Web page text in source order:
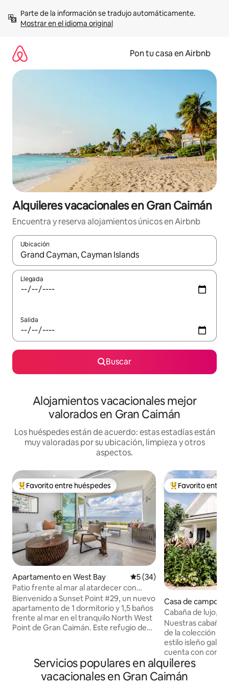
contenidoMostrar en el idioma original
Pon tu casa en Airbnb
Alquileres vacacionales en Gran Caimán
Encuentra y reserva alojamientos únicos en Airbnb
Ubicación
Cuando los resultados estén disponibles, navega con las
Llegada
Salida
Buscar
Alojamientos vacacionales mejor
valorados en Gran Caimán
Los huéspedes están de acuerdo: estas estadías están
muy valoradas por su ubicación, limpieza y otros
aspectos.
Favorito entre huéspedes preferido
Favorito entre huéspedes
Apartamento en West Bay Calificación promedio: 5 de
5 (34)
Patio frente al mar al atardecer con
barbacoa + piscina, gimnasio y spa
Bienvenido a Sunset Point #29, un nuevo
apartamento de 1 dormitorio y 1,5 baños
frente al mar en el tranquilo North West
Point de Gran Caimán. Este refugio de
patio privado con parrilla Weber y las
mejores vistas de la puesta de sol de la
isla. Relájate junto a la piscina y el spa de
Favorito entre
Favorito entre
Casa de campo
y
Cabaña de lujo, 1
pasos de la
Nuestras
de la colección
estilo isleño
cuenta con
y ducha de jardín.
centramos en el
detalles de
Servicios populares en alquileres
vacacionales en Gran Caimán